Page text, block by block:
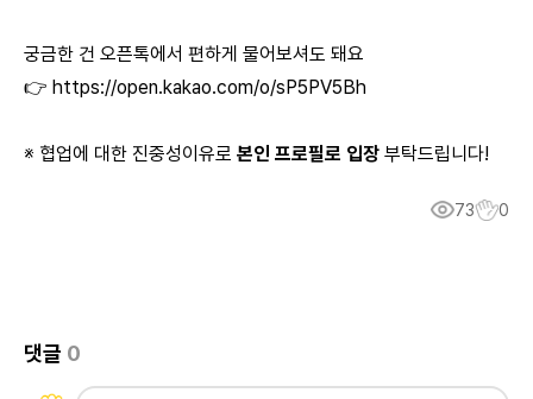
궁금한 건 오픈톡에서 편하게 물어보셔도 돼요
👉 https://open.kakao.com/o/sP5PV5Bh
※ 협업에 대한 진중성이유로 본인 프로필로 입장 부탁드립니다!
73 0
댓글 0